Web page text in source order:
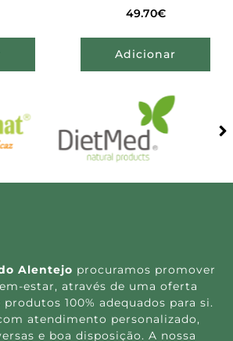
49.70€
Adicionar
Alentejo procuramos promover
estar, através de uma oferta
100% adequados para si.
atendimento personalizado,
e boa disposição. A nossa